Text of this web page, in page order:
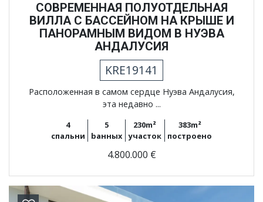
СОВРЕМЕННАЯ ПОЛУОТДЕЛЬНАЯ
ВИЛЛА С БАССЕЙНОМ НА КРЫШЕ И
ПАНОРАМНЫМ ВИДОМ В НУЭВА
АНДАЛУСИЯ
KRE19141
Расположенная в самом сердце Нуэва Андалусия,
эта недавно ...
4
спальни
5
bанных
230m²
участок
383m²
построено
4.800.000 €